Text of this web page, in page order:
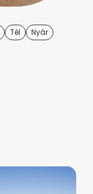
Tél Nyár